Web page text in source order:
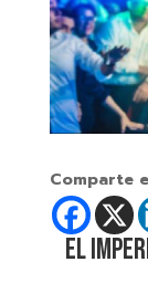
Comparte
EL